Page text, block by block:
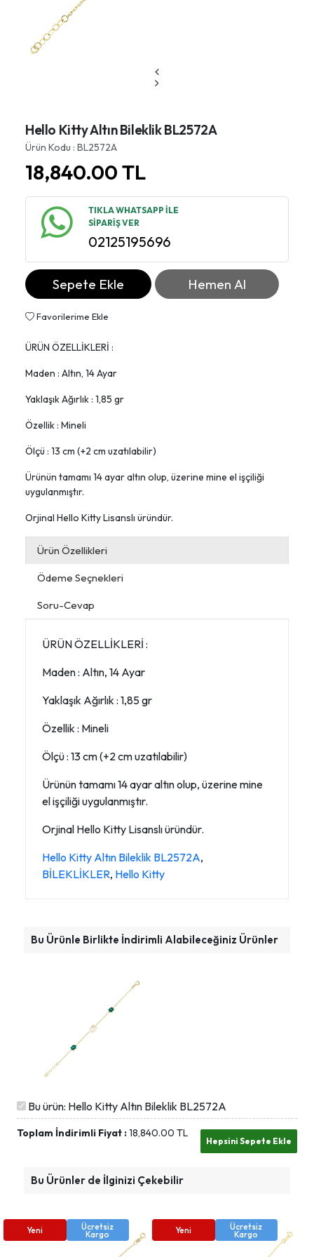
Hello Kitty Altın Bileklik BL2572A
Ürün Kodu : BL2572A
18,840.00TL
TIKLA WHATSAPP İLE
SİPARİŞ VER
02125195696
Sepete Ekle Hemen Al
Favorilerime Ekle
ÜRÜN ÖZELLİKLERİ :
Maden : Altın, 14 Ayar
Yaklaşık Ağırlık : 1,85 gr
Özellik : Mineli
Ölçü : 13 cm (+2 cm uzatılabilir)
Ürünün tamamı 14 ayar altın olup, üzerine mine el işçiliği
uygulanmıştır.
Orjinal Hello Kitty Lisanslı üründür.
Ürün Özellikleri
Ödeme Seçnekleri
Soru-Cevap
ÜRÜN ÖZELLİKLERİ :
Maden : Altın, 14 Ayar
Yaklaşık Ağırlık : 1,85 gr
Özellik : Mineli
Ölçü : 13 cm (+2 cm uzatılabilir)
Ürünün tamamı 14 ayar altın olup, üzerine mine
el işçiliği uygulanmıştır.
Orjinal Hello Kitty Lisanslı üründür.
Hello Kitty Altın Bileklik BL2572A,
BİLEKLİKLER, Hello Kitty
Bu Ürünle Birlikte İndirimli Alabileceğiniz Ürünler
Bu ürün: Hello Kitty Altın Bileklik BL2572A
Toplam İndirimli Fiyat :18,840.00 TL
Bu Ürünler de İlginizi Çekebilir
Yeni Ücretsiz
Kargo Yeni Ücretsiz
Kargo